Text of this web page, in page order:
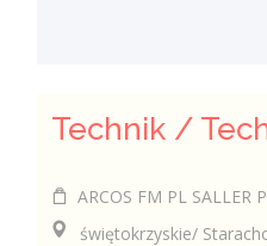
ARCOS FM PL SALLER
świętokrzyskie/